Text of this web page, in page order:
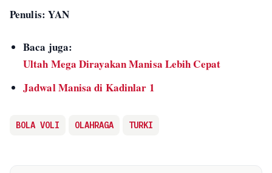
Penulis: YAN
Baca juga:
Ultah Mega Dirayakan Manisa Lebih Cepat
Jadwal Manisa di Kadinlar 1
BOLA VOLI OLAHRAGA TURKI